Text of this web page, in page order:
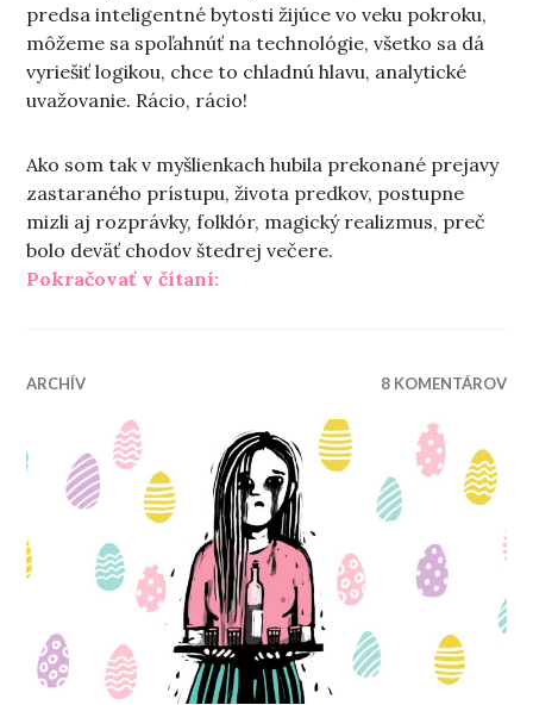
predsa inteligentné bytosti žijúce vo veku pokroku,
môžeme sa spoľahnúť na technológie, všetko sa dá
vyriešiť logikou, chce to chladnú hlavu, analytické
uvažovanie. Rácio, rácio!
Ako som tak v myšlienkach hubila prekonané prejavy
zastaraného prístupu, života predkov, postupne
mizli aj rozprávky, folklór, magický realizmus, preč
bolo deväť chodov štedrej večere.
Pokračovať v čítaní:„Kto verí poverám?“
ARCHÍV 8 KOMENTÁROV